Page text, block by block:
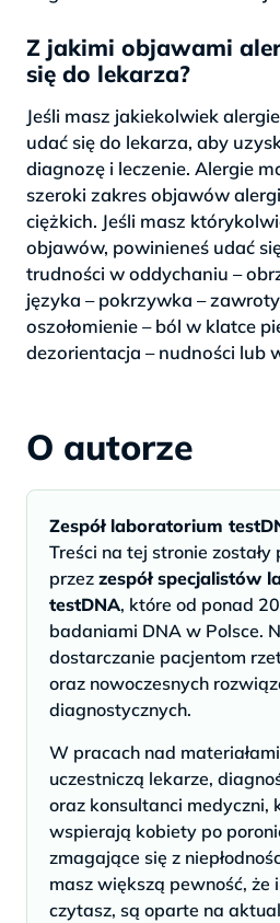
Z jakimi objawami
się do lekarza?
Jeśli masz jakiekolwiek
udać się do lekarza, aby
diagnozę i leczenie. Alergie
szeroki zakres objawów
ciężkich. Jeśli masz
objawów, powinieneś udać
trudności w oddychaniu –
języka – pokrzywka –
oszołomienie – ból w klatce
dezorientacja – nudności lub
O autorze
Zespół laboratorium
Treści na tej stronie
przez zespół specjalistów
testDNA, które od ponad
badaniami DNA w Polsce.
dostarczanie pacjentom
oraz nowoczesnych
diagnostycznych.
W pracach nad
uczestniczą lekarze,
oraz konsultanci medyczni,
wspierają kobiety po
zmagające się z
masz większą pewność, że
czytasz, są oparte na